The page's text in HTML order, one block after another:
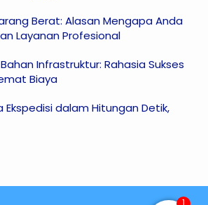
Berat: Alasan Mengapa Anda
Layanan Profesional
Infrastruktur: Rahasia Sukses
Biaya
Ekspedisi dalam Hitungan Detik,